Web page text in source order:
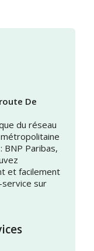
De
du réseau
BNP Paribas,
et facilement
sur